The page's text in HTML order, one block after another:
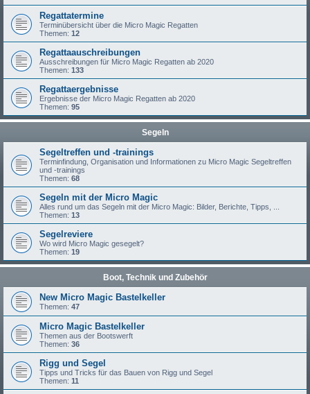
Regattatermine
Terminübersicht über die Micro Magic Regatten
Themen: 12
Regattaauschreibungen
Ausschreibungen für Micro Magic Regatten ab 2020
Themen: 133
Regattaergebnisse
Ergebnisse der Micro Magic Regatten ab 2020
Themen: 95
Segeln
Segeltreffen und -trainings
Terminfindung, Organisation und Informationen zu Micro Magic Segeltreffen
und -trainings
Themen: 68
Segeln mit der Micro Magic
Alles rund um das Segeln mit der Micro Magic: Bilder, Berichte, Tipps, ...
Themen: 13
Segelreviere
Wo wird Micro Magic gesegelt?
Themen: 19
Boot, Technik und Zubehör
New Micro Magic Bastelkeller
Themen: 47
Micro Magic Bastelkeller
Themen aus der Bootswerft
Themen: 36
Rigg und Segel
Tipps und Tricks für das Bauen von Rigg und Segel
Themen: 11